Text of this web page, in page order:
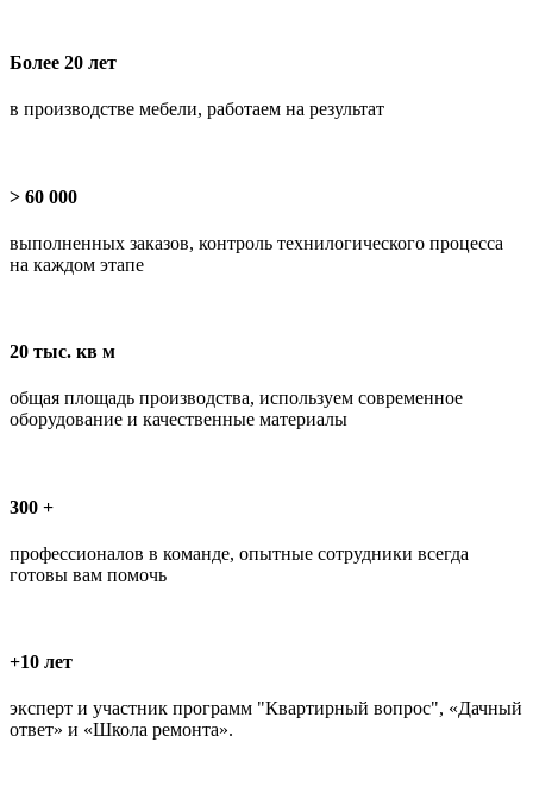
Более 20 лет
в производстве мебели, работаем на результат
> 60 000
выполненных заказов, контроль технилогического процесса
на каждом этапе
20 тыс. кв м
общая площадь производства, используем современное
оборудование и качественные материалы
300 +
профессионалов в команде, опытные сотрудники всегда
готовы вам помочь
+10 лет
эксперт и участник программ "Квартирный вопрос", «Дачный
ответ» и «Школа ремонта».